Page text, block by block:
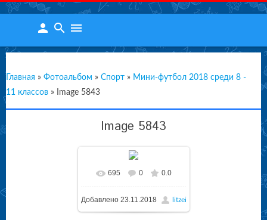
person search menu
Главная » Фотоальбом » Спорт » Мини-футбол 2018 среди 8 -
11 классов » Image 5843
Image 5843
695 0 0.0
Добавлено23.11.2018 litzei